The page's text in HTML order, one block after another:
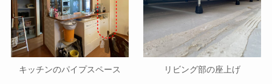
キッチンのパイプスペース リビング部の座上げ